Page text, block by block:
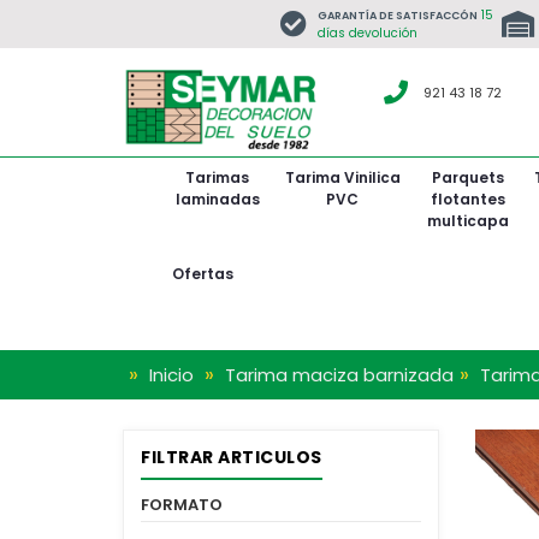
GARANTÍA DE SATISFACCÓN 15
días devolución
921 43 18 72
Tarimas
laminadas
Tarima Vinilica
PVC
Parquets
flotantes
multicapa
Ofertas
» Inicio » Tarima maciza barnizada »
FILTRAR ARTICULOS
FORMATO